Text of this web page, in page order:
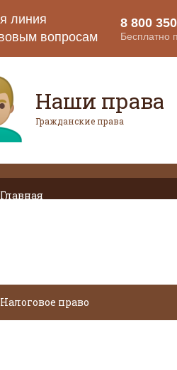
Наши права
Гражданские права
Главная
Налоговое право